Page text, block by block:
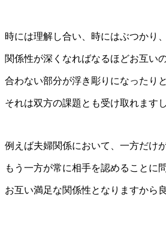
時には理解し合い、時にはぶつかり
関係性が深くなればなるほどお互い
合わない部分が浮き彫りになったり
それは双方の課題とも受け取れます
例えば夫婦関係において、一方だけ
もう一方が常に相手を認めることに
お互い満足な関係性となりますから